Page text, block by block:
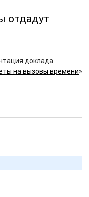
отдадут
доклада
на вызовы времени»